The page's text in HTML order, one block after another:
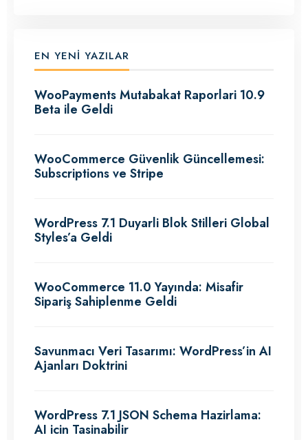
EN YENI YAZILAR
WooPayments Mutabakat Raporlari 10.9
Beta ile Geldi
WooCommerce Güvenlik Güncellemesi:
Subscriptions ve Stripe
WordPress 7.1 Duyarli Blok Stilleri Global
Styles’a Geldi
WooCommerce 11.0 Yayında: Misafir
Sipariş Sahiplenme Geldi
Savunmacı Veri Tasarımı: WordPress’in AI
Ajanları Doktrini
WordPress 7.1 JSON Schema Hazirlama:
AI icin Tasinabilir